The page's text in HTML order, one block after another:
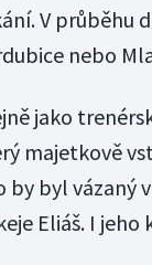
V průběhu
nebo
jako
majetkově
by byl vázaný
Eliáš. I